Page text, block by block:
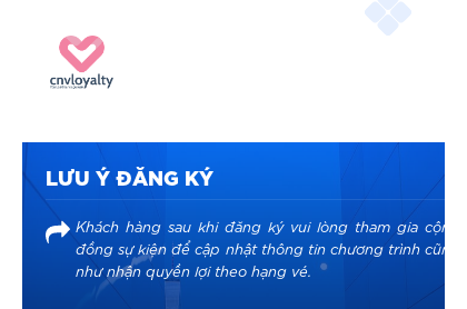
LƯU Ý ĐĂNG KÝ
Khách hàng sau khi đăng ký vui lòng tham gia cộng
đồng sự kiện để cập nhật thông tin chương trình cũng
như nhận quyền lợi theo hạng vé.